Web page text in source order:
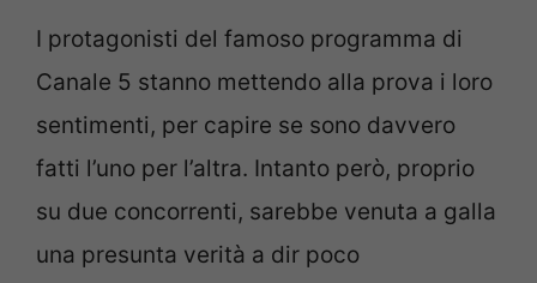
I protagonisti del famoso programma di
Canale 5 stanno mettendo alla prova i loro
sentimenti, per capire se sono davvero
fatti l’uno per l’altra. Intanto però, proprio
su due concorrenti, sarebbe venuta a galla
una presunta verità a dir poco